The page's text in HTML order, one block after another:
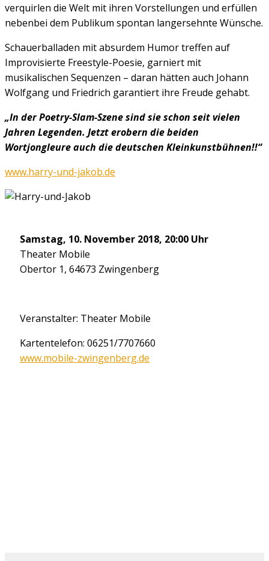
verquirlen die Welt mit ihren Vorstellungen und erfüllen
nebenbei dem Publikum spontan langersehnte Wünsche.
Schauerballaden mit absurdem Humor treffen auf
Improvisierte Freestyle-Poesie, garniert mit
musikalischen Sequenzen – daran hätten auch Johann
Wolfgang und Friedrich garantiert ihre Freude gehabt.
„In der Poetry-Slam-Szene sind sie schon seit vielen
Jahren Legenden. Jetzt erobern die beiden
Wortjongleure auch die deutschen Kleinkunstbühnen!!“
www.harry-und-jakob.de
Samstag, 10. November 2018, 20:00 Uhr
Theater Mobile
Obertor 1, 64673 Zwingenberg
Veranstalter: Theater Mobile
Kartentelefon: 06251/7707660
www.mobile-zwingenberg.de